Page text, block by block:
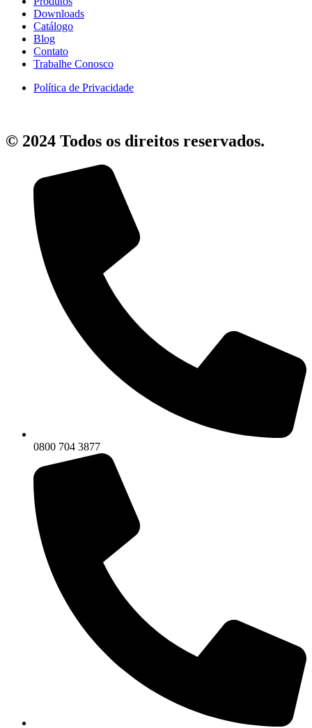
Downloads
Catálogo
Blog
Contato
Trabalhe Conosco
Política de Privacidade
© 2024 Todos os direitos reservados.
0800 704 3877